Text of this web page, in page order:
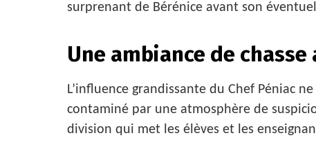
surprenant de Bérénice avant son
Une ambiance de
L’influence grandissante du Chef Péniac
contaminé par une atmosphère de
division qui met les élèves et les